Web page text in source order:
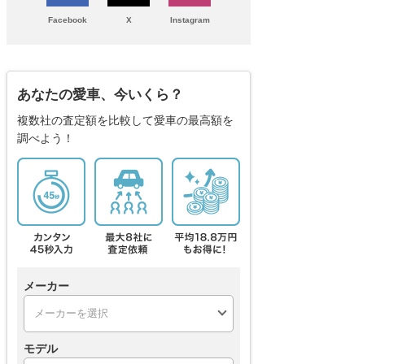
Facebook X Instagram
あなたの愛車、今いくら？
複数社の査定額を比較して愛車の最高額を
調べよう！
メーカー
モデル